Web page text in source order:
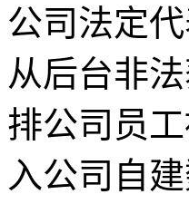
公司法定
从后台非
排公司员
入公司自